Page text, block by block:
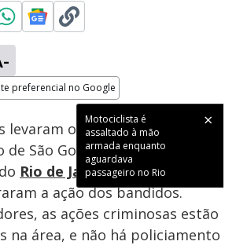
preferencial no Google
Motociclista é
assaltado à mão
armada enquanto
aguardava
passageiro no Rio
:
levaram o carro de um cliente
São Gonçalo, na região
Rio de Janeiro. Câmeras de
a ação dos bandidos.
as ações criminosas estão
na área, e não há policiamento